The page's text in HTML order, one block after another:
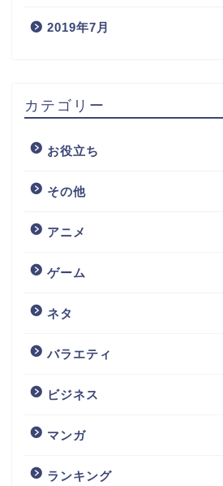
2019年7月
カテゴリー
お役立ち
その他
アニメ
ゲーム
ネタ
バラエティ
ビジネス
マンガ
ランキング